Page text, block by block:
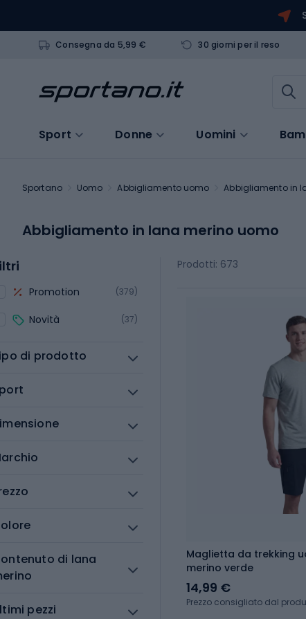
Consegna da 5,99 € 30 giorni per il reso
Sport Donne Uomini
Sportano Uomo Abbigliamento uomo Abbigliamento in
Abbigliamento in lana merino uomo
Promotion (379)
Novità (37)
di prodotto
di lana
pezzi
Prodotti: 673
Maglietta da trekking
merino verde
14,99 €
Prezzo consigliato dal